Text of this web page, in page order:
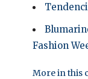
Fashion
More in this